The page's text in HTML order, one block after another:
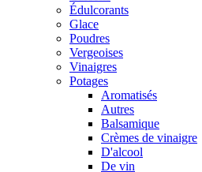
Édulcorants
Glace
Poudres
Vergeoises
Vinaigres
Potages
Aromatisés
Autres
Balsamique
Crèmes de vinaigre
D'alcool
De vin